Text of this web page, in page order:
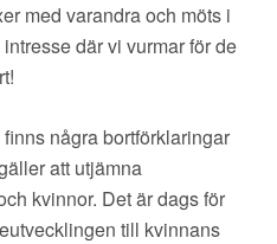
med varandra och möts i
där vi vurmar för de
några bortförklaringar
att utjämna
kvinnor. Det är dags för
till kvinnans